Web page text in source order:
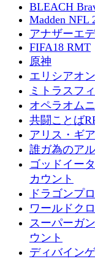
BLEACH
Madden NFL
アナザーエ
FIFA18 RMT
原神
エリシアオ
ミトラスフ
オペラオム
共闘ことば
アリス・ギ
誰ガ為のア
ゴッドイー
カウント
ドラゴンプ
ワールドク
スーパーガ
ウント
ディバイン